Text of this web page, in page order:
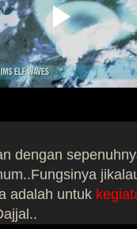
dengan
adalah untuk